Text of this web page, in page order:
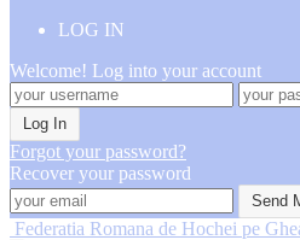
LOG IN
Welcome! Log into your account
Forgot your password?
Recover your password
Federatia Romana de Hochei pe